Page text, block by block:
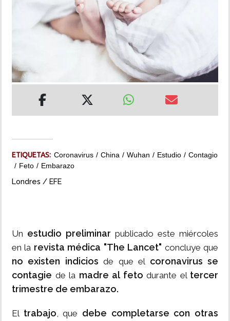
MULTIMEDIA
ETIQUETAS: Coronavirus China Wuhan Estudio
Contagio
Feto
Embarazo
Londres / EFE
Un estudio preliminar publicado este miércoles
en la revista médica "The Lancet" concluye que
no existen indiciosde que el coronavirus se
contagie de la madre al feto durante el tercer
trimestre de embarazo.
El trabajo, que debe completarse con otras